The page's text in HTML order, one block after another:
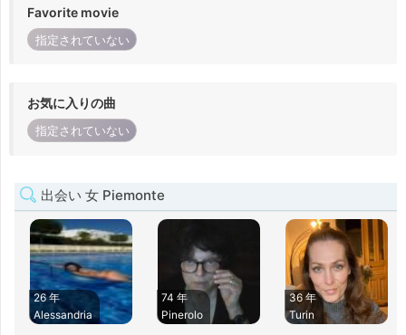
Favorite movie
指定されていない
お気に入りの曲
指定されていない
出会い 女 Piemonte
26 年
Alessandria
74 年
Pinerolo
36 年
Turin